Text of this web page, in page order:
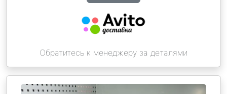
Обратитесь к менеджеру за деталями